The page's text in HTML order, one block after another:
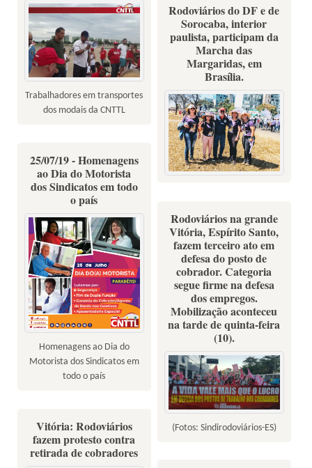
Trabalhadores em transportes
dos modais da CNTTL
Rodoviários do DF e de
Sorocaba, interior
paulista, participam da
Marcha das
Margaridas, em
Brasília.
25/07/19 - Homenagens
ao Dia do Motorista
dos Sindicatos em todo
o país
Homenagens ao Dia do
Motorista dos Sindicatos em
todo o país
Rodoviários na grande
Vitória, Espírito Santo,
fazem terceiro ato em
defesa do posto de
cobrador. Categoria
segue firme na defesa
dos empregos.
Mobilização aconteceu
na tarde de quinta-feira
(10).
(Fotos: Sindirodoviários-ES)
Vitória: Rodoviários
fazem protesto contra
retirada de cobradores